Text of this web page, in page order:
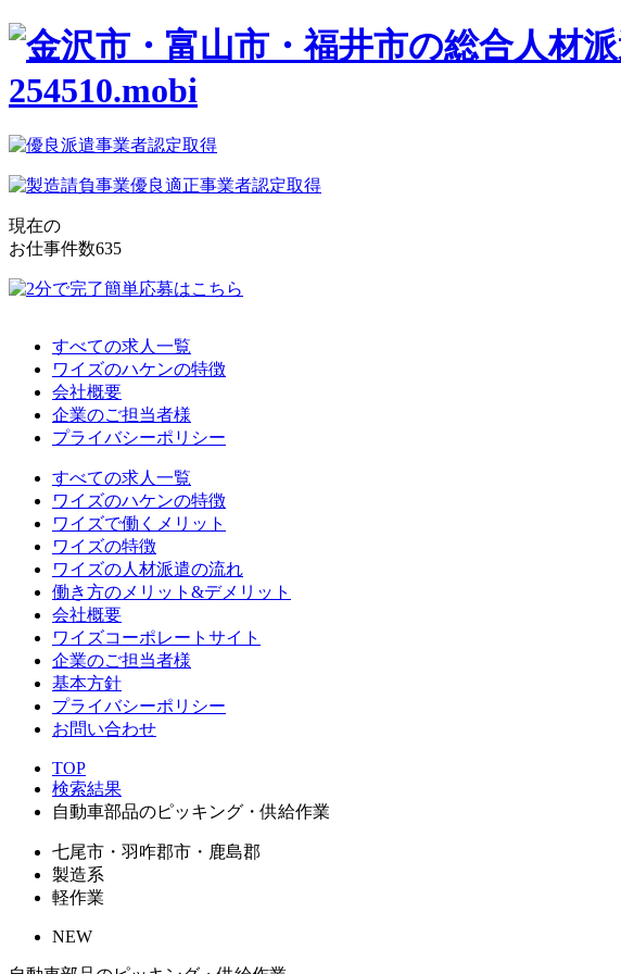
現在の
お仕事件数635
すべての求人一覧
ワイズのハケンの特徴
会社概要
企業のご担当者様
プライバシーポリシー
すべての求人一覧
ワイズのハケンの特徴
ワイズで働くメリット
ワイズの特徴
ワイズの人材派遣の流れ
働き方のメリット&デメリット
会社概要
ワイズコーポレートサイト
企業のご担当者様
基本方針
プライバシーポリシー
お問い合わせ
TOP
検索結果
自動車部品のピッキング・供給作業
七尾市・羽咋郡市・鹿島郡
製造系
軽作業
NEW